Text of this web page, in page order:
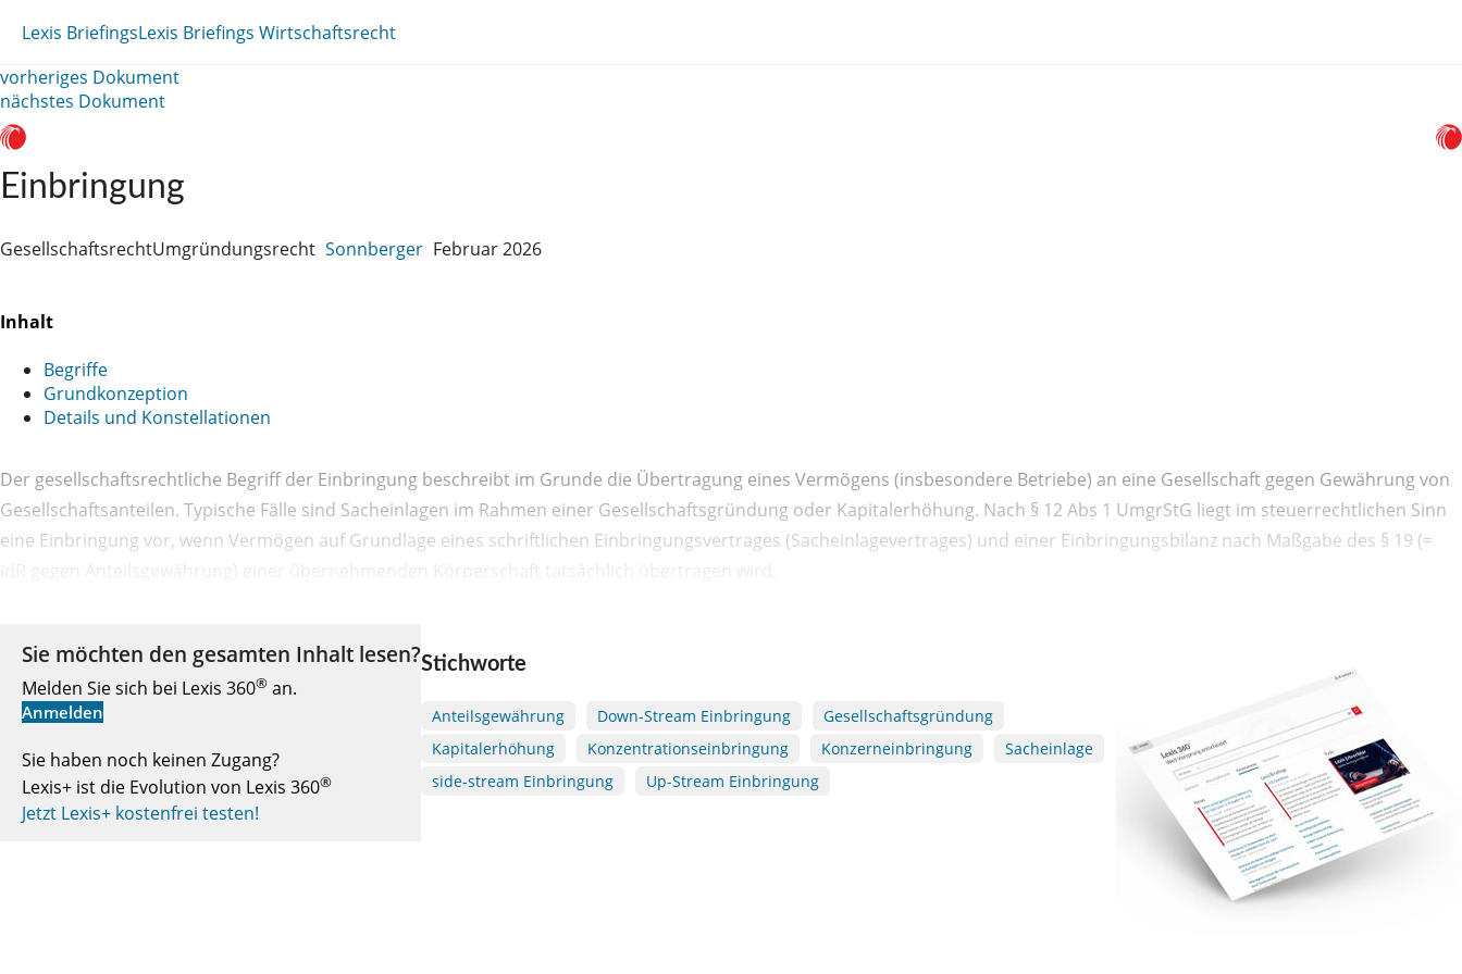
Lexis BriefingsLexis Briefings Wirtschaftsrecht
vorheriges Dokument
nächstes Dokument
Einbringung
GesellschaftsrechtUmgründungsrecht Sonnberger Februar 2026
Inhalt
Begriffe
Grundkonzeption
Details und Konstellationen
Der gesellschaftsrechtliche Begriff der Einbringung beschreibt im Grunde die Übertragung eines Vermögens (insbesondere Betriebe) an eine Gesellschaft gegen Gewährung von
Gesellschaftsanteilen. Typische Fälle sind Sacheinlagen im Rahmen einer Gesellschaftsgründung oder Kapitalerhöhung. Nach § 12 Abs 1 UmgrStG liegt im steuerrechtlichen Sinn
eine Einbringung vor, wenn Vermögen auf Grundlage eines schriftlichen Einbringungsvertrages (Sacheinlagevertrages) und einer Einbringungsbilanz nach Maßgabe des § 19 (=
idR gegen Anteilsgewährung) einer übernehmenden Körperschaft tatsächlich übertragen wird.
Sie möchten den gesamten Inhalt lesen?
Melden Sie sich bei Lexis 360® an.
Anmelden
Sie haben noch keinen Zugang?
Lexis+ ist die Evolution von Lexis 360®
Jetzt Lexis+ kostenfrei testen!
Stichworte
Anteilsgewährung Down-Stream Einbringung
Gesellschaftsgründung
Kapitalerhöhung
Konzentrationseinbringung Konzerneinbringung
Sacheinlage
side-stream Einbringung
Up-Stream Einbringung